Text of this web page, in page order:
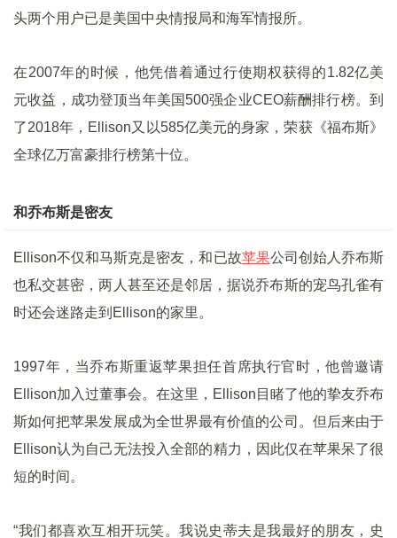
头两个用户已是美国中央情报局和海军情报所。
在2007年的时候，他凭借着通过行使期权获得的1.82亿美
元收益，成功登顶当年美国500强企业CEO薪酬排行榜。到
了2018年，Ellison又以585亿美元的身家，荣获《福布斯》
全球亿万富豪排行榜第十位。
和乔布斯是密友
Ellison不仅和马斯克是密友，和已故苹果公司创始人乔布斯
也私交甚密，两人甚至还是邻居，据说乔布斯的宠鸟孔雀有
时还会迷路走到Ellison的家里。
1997年，当乔布斯重返苹果担任首席执行官时，他曾邀请
Ellison加入过董事会。在这里，Ellison目睹了他的挚友乔布
斯如何把苹果发展成为全世界最有价值的公司。但后来由于
Ellison认为自己无法投入全部的精力，因此仅在苹果呆了很
短的时间。
“我们都喜欢互相开玩笑。我说史蒂夫是我最好的朋友，史